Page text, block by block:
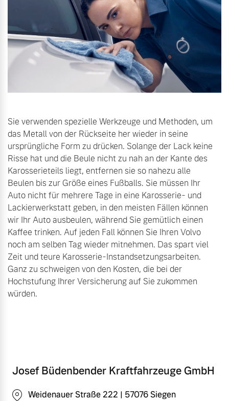
Sie verwenden spezielle Werkzeuge und Methoden, um
das Metall von der Rückseite her wieder in seine
ursprüngliche Form zu drücken. Solange der Lack keine
Risse hat und die Beule nicht zu nah an der Kante des
Karosserieteils liegt, entfernen sie so nahezu alle
Beulen bis zur Größe eines Fußballs. Sie müssen Ihr
Auto nicht für mehrere Tage in eine Karosserie- und
Lackierwerkstatt geben, in den meisten Fällen können
wir Ihr Auto ausbeulen, während Sie gemütlich einen
Kaffee trinken. Auf jeden Fall können Sie Ihren Volvo
noch am selben Tag wieder mitnehmen. Das spart viel
Zeit und teure Karosserie-Instandsetzungsarbeiten.
Ganz zu schweigen von den Kosten, die bei der
Hochstufung Ihrer Versicherung auf Sie zukommen
würden.
Josef Büdenbender Kraftfahrzeuge GmbH
Weidenauer Straße 222 | 57076 Siegen